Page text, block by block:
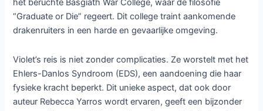
Tijdens deOnyx Stormmiddernacht-releaseparty in Los
Angeles gaf Yarros een exclusief kijkje in de voortgang van
de tv-serie. Ze liet doorschemeren dat ze inmiddels twee
trouw van het script aan haar oorspronkelijke werk. Ze
prees vooral de showrunner Moira Walley-Beckett, bekend
vanBreaking BadenAnne with an E, voor het perfect
vastleggen van de dialogen en de energie van de boeken.